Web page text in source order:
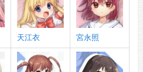
天江衣 宮永照